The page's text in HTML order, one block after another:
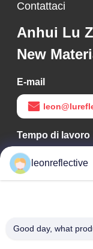
Contattaci
Anhui Lu
New
E-mail
Tempo di lavoro
9:00-18:00
Il nostro
zona ad alta
leonreflective
Good day, what